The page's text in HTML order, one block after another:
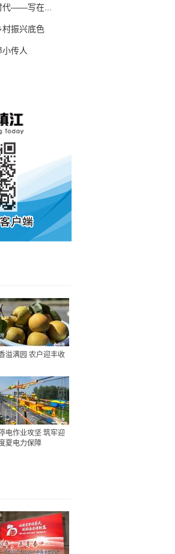
代——写在...
村振兴底色
传人
溢满园 农户迎丰收
电作业攻坚 筑牢迎
夏电力保障